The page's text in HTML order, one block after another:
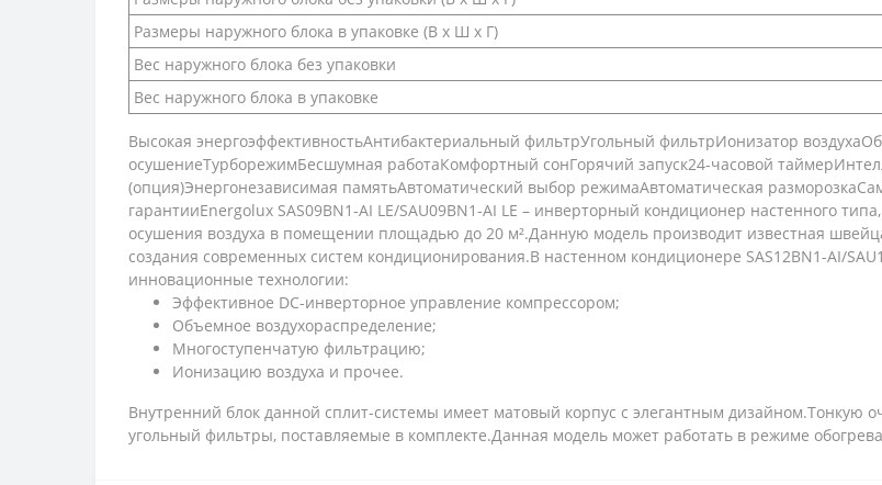
Размеры наружного блока в упаковке (В х Ш х Г)
Вес наружного блока без упаковки
Вес наружного блока в упаковке
Высокая энергоэффективностьАнтибактериальный фильтрУгольный фильтрИонизатор
осушениеТурборежимБесшумная работаКомфортный сонГорячий запуск24-часовой
(опция)Энергонезависимая памятьАвтоматический выбор режимаАвтоматическая
гарантииEnergolux SAS09BN1-AI LE/SAU09BN1-AI LE – инверторный кондиционер настенного
осушения воздуха в помещении площадью до 20 м².Данную модель производит известная
создания современных систем кондиционирования.В настенном кондиционере SAS12BN1-AI/
инновационные технологии:
Эффективное DC-инверторное управление компрессором;
Объемное воздухораспределение;
Многоступенчатую фильтрацию;
Ионизацию воздуха и прочее.
Внутренний блок данной сплит-системы имеет матовый корпус с элегантным дизайном.Тонкую
угольный фильтры, поставляемые в комплекте.Данная модель может работать в режиме